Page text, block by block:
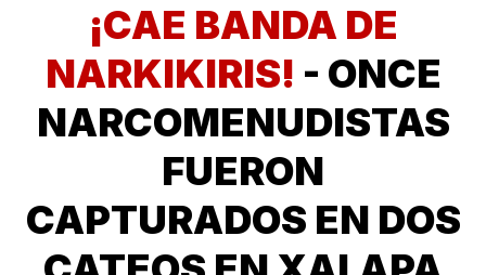
¡CAE BANDA DE
NARKIKIRIS! - ONCE
NARCOMENUDISTAS
FUERON
CAPTURADOS EN DOS